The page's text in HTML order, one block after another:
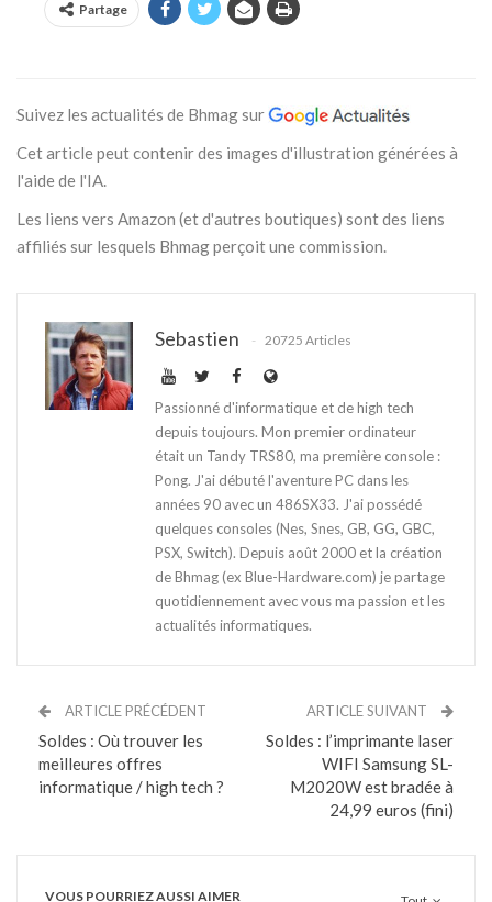
Partage
Suivez les actualités de Bhmag sur
Cet article peut contenir des images d'illustration générées à
l'aide de l'IA.
Les liens vers Amazon (et d'autres boutiques) sont des liens
affiliés sur lesquels Bhmag perçoit une commission.
Sebastien 20725 Articles
Passionné d'informatique et de high tech
depuis toujours. Mon premier ordinateur
était un Tandy TRS80, ma première console :
Pong. J'ai débuté l'aventure PC dans les
années 90 avec un 486SX33. J'ai possédé
quelques consoles (Nes, Snes, GB, GG, GBC,
PSX, Switch). Depuis août 2000 et la création
de Bhmag (ex Blue-Hardware.com) je partage
quotidiennement avec vous ma passion et les
actualités informatiques.
ARTICLE PRÉCÉDENT
Soldes : Où trouver les
meilleures offres
informatique / high tech ?
ARTICLE SUIVANT
Soldes : l’imprimante laser
WIFI Samsung SL-
M2020W est bradée à
24,99 euros (fini)
VOUS POURRIEZ AUSSI AIMER